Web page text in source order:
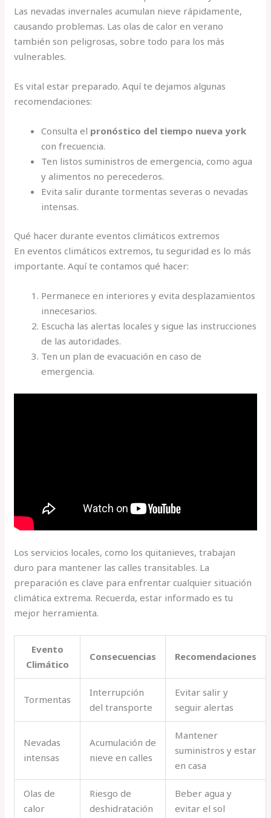
Las nevadas invernales acumulan nieve rápidamente,
causando problemas. Las olas de calor en verano
también son peligrosas, sobre todo para los más
vulnerables.
Es vital estar preparado. Aquí te dejamos algunas
recomendaciones:
Consulta el pronóstico del tiempo nueva york
con frecuencia.
Ten listos suministros de emergencia, como agua
y alimentos no perecederos.
Evita salir durante tormentas severas o nevadas
intensas.
Qué hacer durante eventos climáticos extremos
En eventos climáticos extremos, tu seguridad es lo más
importante. Aquí te contamos qué hacer:
Permanece en interiores y evita desplazamientos
innecesarios.
Escucha las alertas locales y sigue las instrucciones
de las autoridades.
Ten un plan de evacuación en caso de
emergencia.
Los servicios locales, como los quitanieves, trabajan
duro para mantener las calles transitables. La
preparación es clave para enfrentar cualquier situación
climática extrema. Recuerda, estar informado es tu
mejor herramienta.
Evento
Climático
Consecuencias Recomendaciones
Tormentas
Interrupción
del transporte
Evitar salir y
seguir alertas
Nevadas
intensas
Acumulación de
nieve en calles
Mantener
suministros y estar
en casa
Olas de
calor
Riesgo de
deshidratación
Beber agua y
evitar el sol